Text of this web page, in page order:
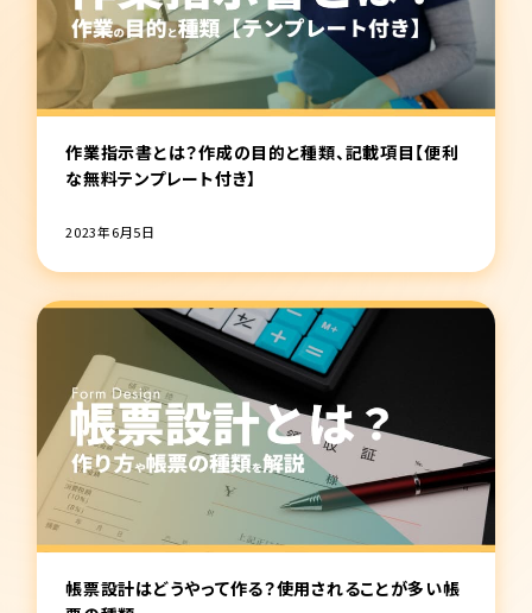
作業指示書とは？作成の目的と種類、記載項目【便利
な無料テンプレート付き】
2023年6月5日
帳票設計はどうやって作る？使用されることが多い帳